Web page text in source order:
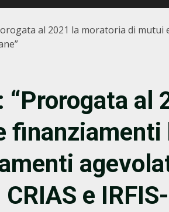
al 2021 la moratoria di mutui
“Prorogata al
finanziamenti
CRIAS e